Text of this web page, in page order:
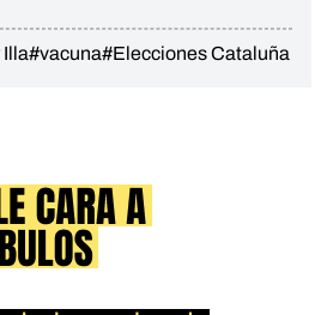
#vacuna#Elecciones Cataluña